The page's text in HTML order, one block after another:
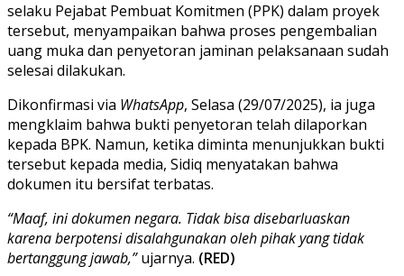
selaku Pejabat Pembuat Komitmen (PPK) dalam proyek
tersebut, menyampaikan bahwa proses pengembalian
uang muka dan penyetoran jaminan pelaksanaan sudah
selesai dilakukan.
Dikonfirmasi via WhatsApp, Selasa (29/07/2025), ia juga
mengklaim bahwa bukti penyetoran telah dilaporkan
kepada BPK. Namun, ketika diminta menunjukkan bukti
tersebut kepada media, Sidiq menyatakan bahwa
dokumen itu bersifat terbatas.
“Maaf, ini dokumen negara. Tidak bisa disebarluaskan
karena berpotensi disalahgunakan oleh pihak yang tidak
bertanggung jawab,”ujarnya. (RED)